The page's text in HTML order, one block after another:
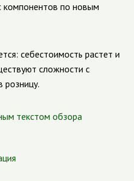
компонентов по новым
себестоимость растет и
сложности с
розницу.
текстом обзора